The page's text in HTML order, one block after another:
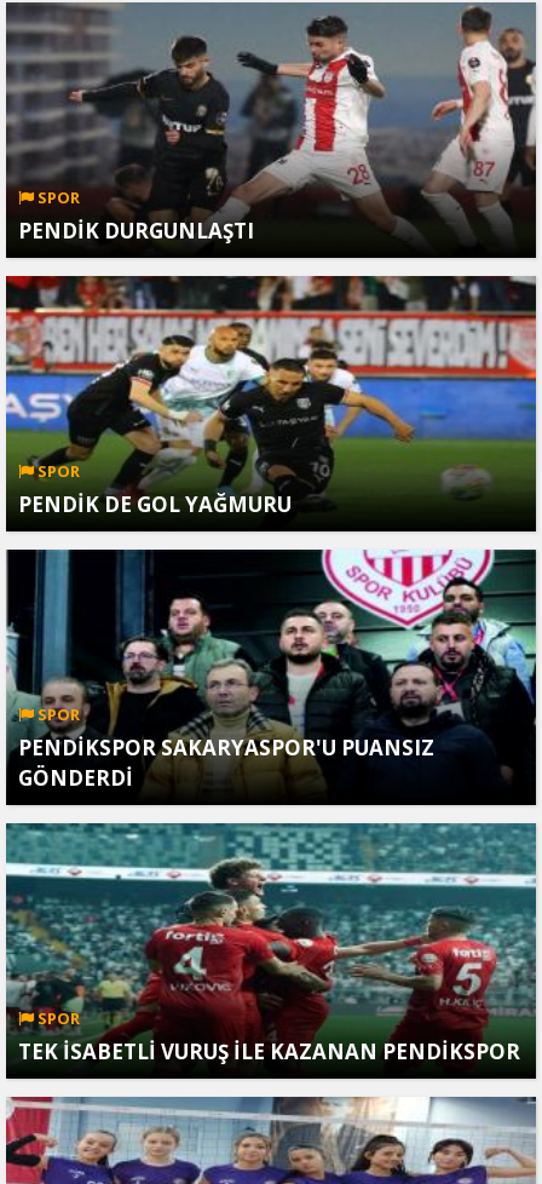
SPOR
PENDİK DURGUNLAŞTI
SPOR
PENDİK DE GOL YAĞMURU
SPOR
PENDİKSPOR SAKARYASPOR'U PUANSIZ
GÖNDERDİ
SPOR
TEK İSABETLİ VURUŞ İLE KAZANAN PENDİKSPOR